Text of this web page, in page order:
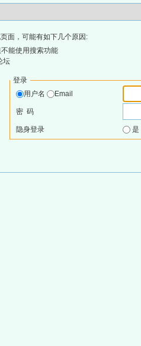
面，可能有如下几个原因:
能使用搜索功能
坛
登录
用户名
Email
密 码
隐身登录